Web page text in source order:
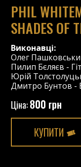
PHIL
SHADES OF
Виконавці:
Олег
Пилип Бєляєв -
Юрій
Дмитро Бунтов -
Ціна:800 грн
КУПИТИ